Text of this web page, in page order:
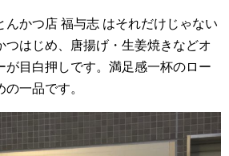
んかつ店 福与志 はそれだけじゃない
つはじめ、唐揚げ・生姜焼きなどオ
が目白押しです。満足感一杯のロー
一品です。